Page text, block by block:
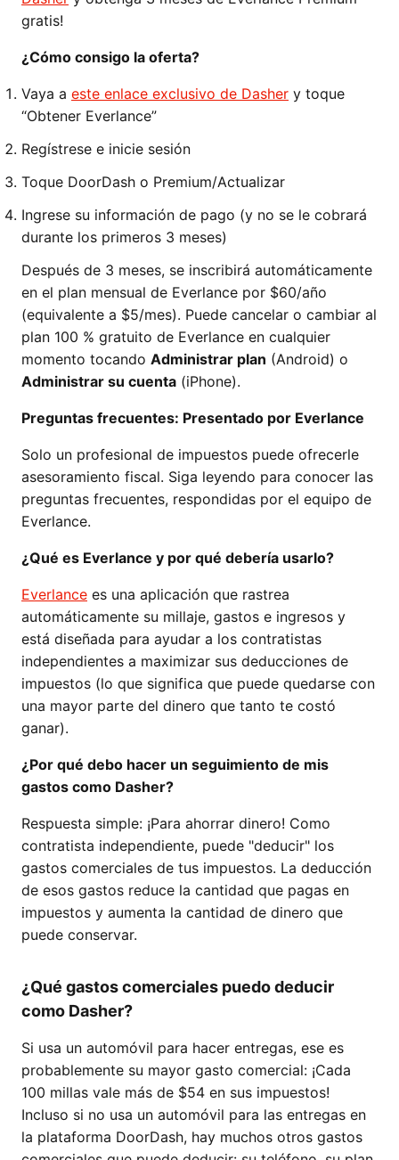
gratis!
¿Cómo consigo la oferta?
Vaya a este enlace exclusivo de Dasher y toque
“Obtener Everlance”
Regístrese e inicie sesión
Toque DoorDash o Premium/Actualizar
Ingrese su información de pago (y no se le cobrará
durante los primeros 3 meses)
Después de 3 meses, se inscribirá automáticamente
en el plan mensual de Everlance por $60/año
(equivalente a $5/mes). Puede cancelar o cambiar al
plan 100 % gratuito de Everlance en cualquier
momento tocando Administrar plan (Android) o
Administrar su cuenta (iPhone).
Preguntas frecuentes: Presentado por Everlance
Solo un profesional de impuestos puede ofrecerle
asesoramiento fiscal. Siga leyendo para conocer las
preguntas frecuentes, respondidas por el equipo de
Everlance.
¿Qué es Everlance y por qué debería usarlo?
Everlance es una aplicación que rastrea
automáticamente su millaje, gastos e ingresos y
está diseñada para ayudar a los contratistas
independientes a maximizar sus deducciones de
impuestos (lo que significa que puede quedarse con
una mayor parte del dinero que tanto te costó
ganar).
¿Por qué debo hacer un seguimiento de mis
gastos como Dasher?
Respuesta simple: ¡Para ahorrar dinero! Como
contratista independiente, puede "deducir" los
gastos comerciales de tus impuestos. La deducción
de esos gastos reduce la cantidad que pagas en
impuestos y aumenta la cantidad de dinero que
puede conservar.
¿Qué gastos comerciales puedo deducir
como Dasher?
Si usa un automóvil para hacer entregas, ese es
probablemente su mayor gasto comercial: ¡Cada
100 millas vale más de $54 en sus impuestos!
Incluso si no usa un automóvil para las entregas en
la plataforma DoorDash, hay muchos otros gastos